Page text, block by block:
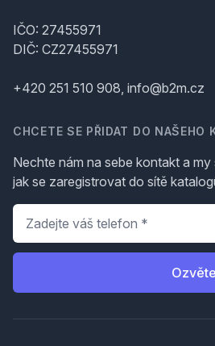
IČO: 27455971
DIČ: CZ27455971
+420 251 510 908, info@b2m.cz
CHCETE SE PŘIDAT DO NAŠEHO
Nechte nám na sebe kontakt a
jak se zaregistrovat do sítě
Telefon